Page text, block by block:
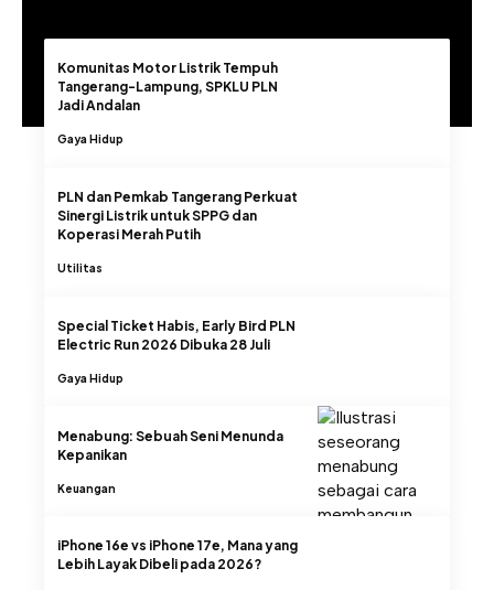
Komunitas Motor Listrik Tempuh
Tangerang-Lampung, SPKLU PLN
Jadi Andalan
Gaya Hidup
PLN dan Pemkab Tangerang Perkuat
Sinergi Listrik untuk SPPG dan
Koperasi Merah Putih
Utilitas
Special Ticket Habis, Early Bird PLN
Electric Run 2026 Dibuka 28 Juli
Gaya Hidup
Menabung: Sebuah Seni Menunda
Kepanikan
Keuangan
iPhone 16e vs iPhone 17e, Mana yang
Lebih Layak Dibeli pada 2026?